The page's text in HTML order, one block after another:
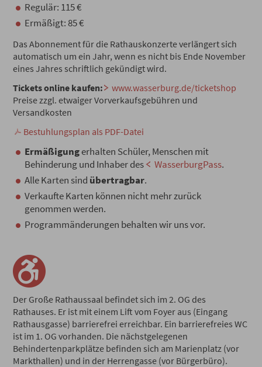
Regulär: 115 €
Ermäßigt: 85 €
Das Abonnement für die Rathauskonzerte verlängert sich
automatisch um ein Jahr, wenn es nicht bis Ende November
eines Jahres schriftlich gekündigt wird.
Tickets online kaufen:
www.wasserburg.de/ticketshop
Preise zzgl. etwaiger Vorverkaufsgebühren und
Versandkosten
Bestuhlungsplan als PDF-Datei
Ermäßigungerhalten Schüler, Menschen mit
Behinderung und Inhaber des
WasserburgPass.
Alle Karten sind übertragbar.
Verkaufte Karten können nicht mehr zurück
genommen werden.
Programmänderungen behalten wir uns vor.
Der Große Rathaussaal befindet sich im 2. OG des
Rathauses. Er ist mit einem Lift vom Foyer aus (Eingang
Rathausgasse) barrierefrei erreichbar. Ein barrierefreies WC
ist im 1. OG vorhanden. Die nächstgelegenen
Behindertenparkplätze befinden sich am Marienplatz (vor
Markthallen) und in der Herrengasse (vor Bürgerbüro).